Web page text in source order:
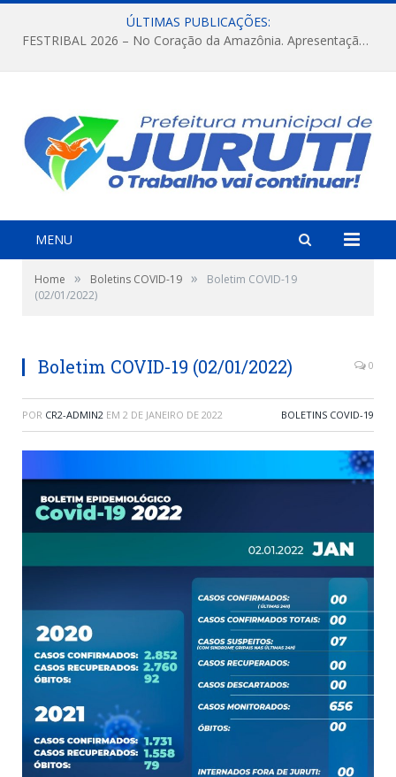
ÚLTIMAS PUBLICAÇÕES:
FESTRIBAL 2026 – No Coração da Amazônia. Apresentação da Munduruku.
MENU
Home » Boletins COVID-19 »
Boletim COVID-19
(02/01/2022)
Boletim COVID-19 (02/01/2022) 0
POR CR2-ADMIN2 EM 2 DE JANEIRO DE 2022 BOLETINS COVID-19